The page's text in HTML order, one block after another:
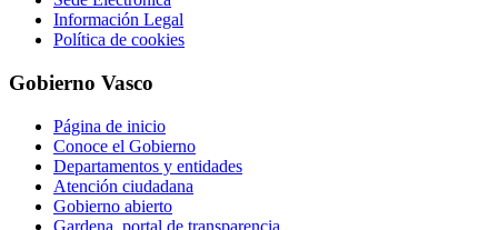
Información Legal
Política de cookies
Gobierno Vasco
Página de inicio
Conoce el Gobierno
Departamentos y entidades
Atención ciudadana
Gobierno abierto
Gardena, portal de transparencia